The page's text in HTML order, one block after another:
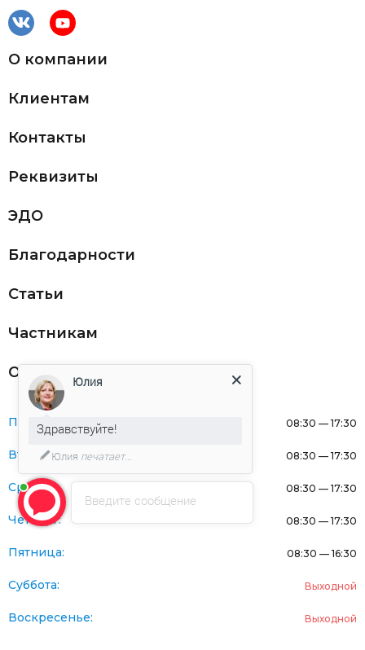
О компании
Клиентам
Контакты
Реквизиты
ЭДО
Благодарности
Статьи
Частникам
Оферта
Понедельник: 08:30 — 17:30
Вторник: 08:30 — 17:30
Среда: 08:30 — 17:30
Четверг: 08:30 — 17:30
Пятница: 08:30 — 16:30
Суббота: Выходной
Воскресенье: Выходной
Введите сообщение
Юлия
Здравствуйте!
Юлия печатает...